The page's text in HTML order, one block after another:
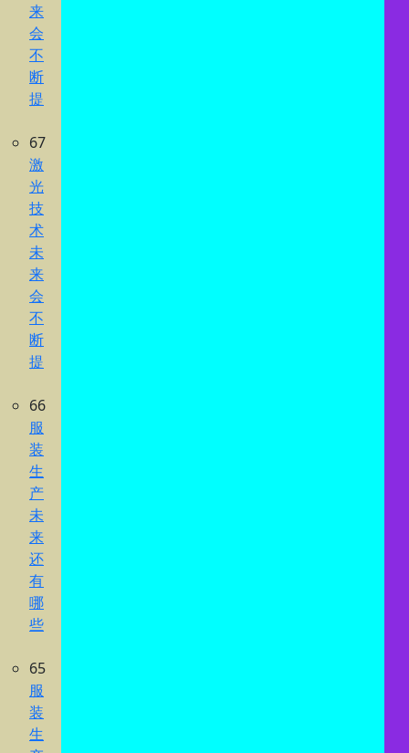
来
会
不
断
提
67
激
光
技
术
未
来
会
不
断
提
66
服
装
生
产
未
来
还
有
哪
些
65
服
装
生